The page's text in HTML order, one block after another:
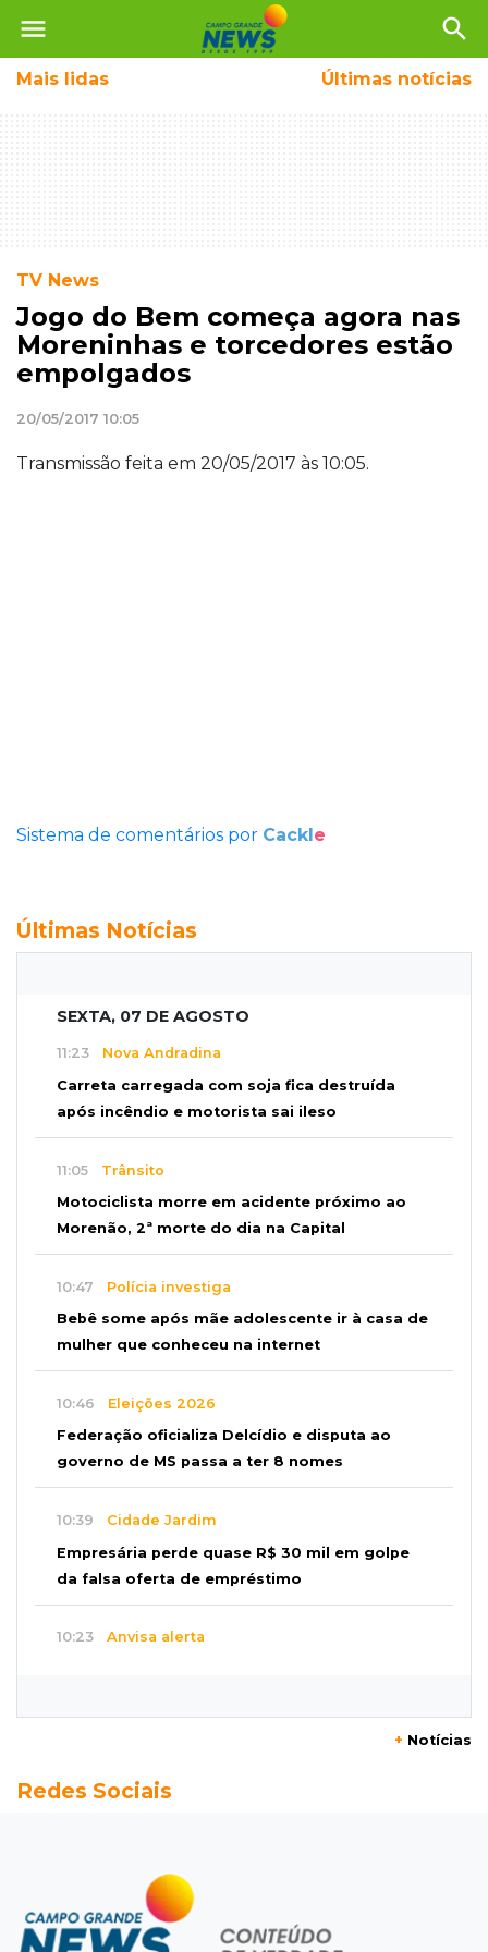
menu search
Mais lidas Últimas notícias
TV News
Jogo do Bem começa agora nas
Moreninhas e torcedores estão
empolgados
20/05/2017 10:05
Transmissão feita em 20/05/2017 às 10:05.
Sistema de comentários por Cackle
Últimas Notícias
SEXTA, 07 DE AGOSTO
11:23 Nova Andradina
Carreta carregada com soja fica destruída
após incêndio e motorista sai ileso
11:05 Trânsito
Motociclista morre em acidente próximo ao
Morenão, 2ª morte do dia na Capital
10:47 Polícia investiga
Bebê some após mãe adolescente ir à casa de
mulher que conheceu na internet
10:46 Eleições 2026
Federação oficializa Delcídio e disputa ao
governo de MS passa a ter 8 nomes
10:39 Cidade Jardim
Empresária perde quase R$ 30 mil em golpe
da falsa oferta de empréstimo
10:23 Anvisa alerta
Superávit comercial de MS cresce 17,8% com
Arte com a escrita
Concurso de Poesias anuncia vencedores e
premiará os melhores no dia 20
+ Notícias
Redes Sociais